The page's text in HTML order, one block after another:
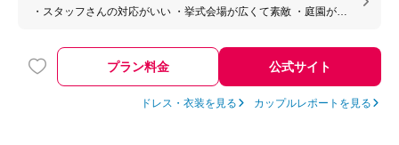
・スタッフさんの対応がいい ・挙式会場が広くて素敵 ・庭園がと
プラン料金 公式サイト
ドレス・衣装を見る カップルレポートを見る